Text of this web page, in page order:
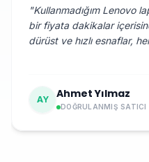
"Kullanmadığım Lenovo
bir fiyata dakikalar
dürüst ve hızlı esnaflar,
AY Ahmet Yılmaz
DOĞRULANMIŞ SATICI